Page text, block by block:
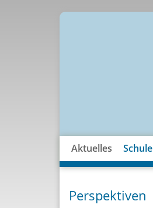
Aktuelles Schule
Perspektiven